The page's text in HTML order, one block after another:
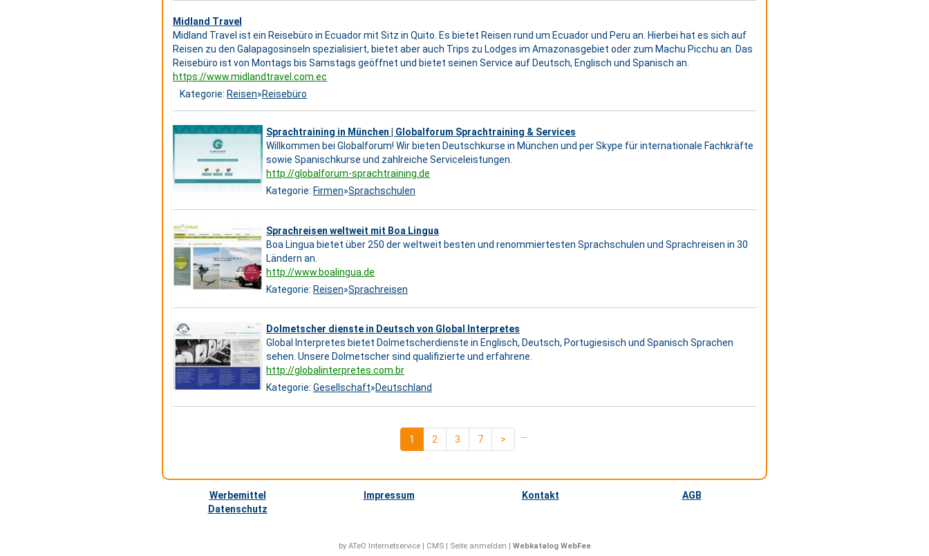
Midland Travel
Midland Travel ist ein Reisebüro in Ecuador mit Sitz in Quito. Es bietet Reisen rund um Ecuador und Peru an. Hierbei hat es sich auf
Reisen zu den Galapagosinseln spezialisiert, bietet aber auch Trips zu Lodges im Amazonasgebiet oder zum Machu Picchu an. Das
Reisebüro ist von Montags bis Samstags geöffnet und bietet seinen Service auf Deutsch, Englisch und Spanisch an.
https://www.midlandtravel.com.ec
Kategorie: Reisen»Reisebüro
Sprachtraining in München | Globalforum Sprachtraining & Services
Willkommen bei Globalforum! Wir bieten Deutschkurse in München und per Skype für internationale Fachkräfte
sowie Spanischkurse und zahlreiche Serviceleistungen.
http://globalforum-sprachtraining.de
Kategorie: Firmen»Sprachschulen
Sprachreisen weltweit mit Boa Lingua
Boa Lingua bietet über 250 der weltweit besten und renommiertesten Sprachschulen und Sprachreisen in 30
Ländern an.
http://www.boalingua.de
Kategorie: Reisen»Sprachreisen
Dolmetscher dienste in Deutsch von Global Interpretes
Global Interpretes bietet Dolmetscherdienste in Englisch, Deutsch, Portugiesisch und Spanisch Sprachen
sehen. Unsere Dolmetscher sind qualifizierte und erfahrene.
http://globalinterpretes.com.br
Kategorie: Gesellschaft»Deutschland
1 2 3 7 >
Werbemittel Impressum Kontakt
AGB
Datenschutz
by ATeO Internetservice| CMS| Seite anmelden | Webkatalog WebFee